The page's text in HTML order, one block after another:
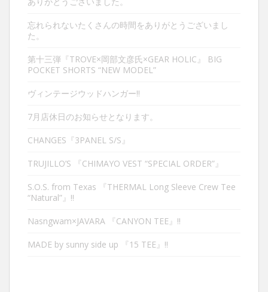
忘れられないたくさんの時間をありがとうございまし
た。
第十三弾『TROVE×岡部文彦氏×GEAR HOLIC』 BIG
POCKET SHORTS “NEW MODEL”
ヴィンテージウッドハンガー‼︎
7月店休日のお知らせとなります。
CHANGES『3PANEL S/S』
TRUJILLO’S 『CHIMAYO VEST “SPECIAL ORDER”』
S.O.S. from Texas 『THERMAL Long Sleeve Crew Tee
“Natural”』‼︎
Nasngwam×JAVARA 『CANYON TEE』‼︎
MADE by sunny side up 『15 TEE』‼︎